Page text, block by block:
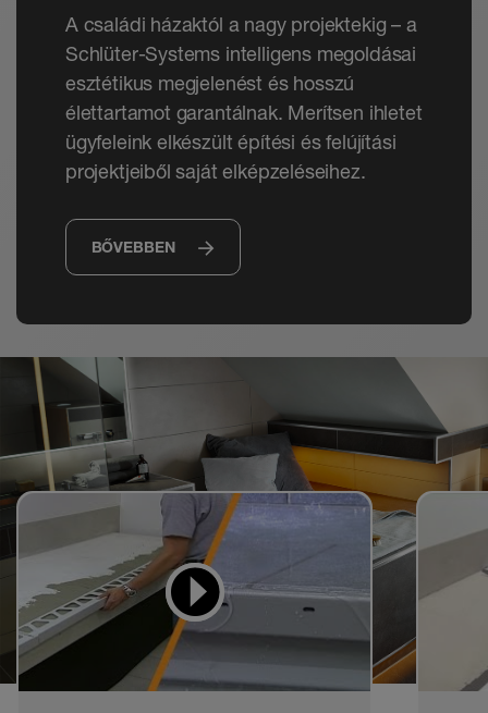
A családi házaktól a nagy projektekig – a
Schlüter-Systems intelligens megoldásai
esztétikus megjelenést és hosszú
élettartamot garantálnak. Merítsen ihletet
ügyfeleink elkészült építési és felújítási
projektjeiből saját elképzeléseihez.
BŐVEBBEN
Videók tanuláshoz
és kivitelezéshez